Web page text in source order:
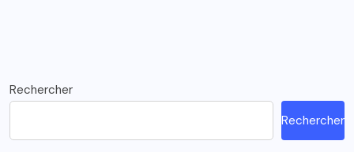
Rechercher
Rechercher